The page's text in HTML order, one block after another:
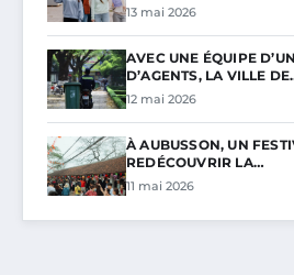
13 mai 2026
AVEC UNE ÉQUIPE
D’AGENTS, LA VILLE
12 mai 2026
À AUBUSSON, UN
REDÉCOUVRIR LA…
11 mai 2026